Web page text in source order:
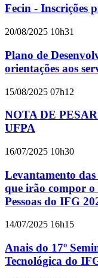
Fecin - Inscrições
20/08/2025 10h31
Plano de
orientações aos
15/08/2025 07h12
NOTA DE
UFPA
16/07/2025 10h30
Levantamento das
que irão compor o
Pessoas do IFG
14/07/2025 16h15
Anais do 17º
Tecnológica do